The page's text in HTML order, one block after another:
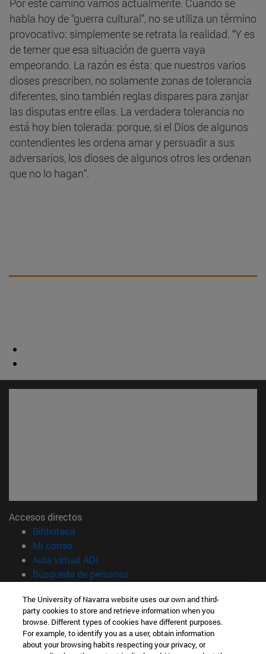
Por este camino vamos actualmente. Cuando se
habla hoy de “guerra cultural”, no se utiliza un término
provocativo: simplemente se retrata la realidad. “Y es
de temer que esa situación de guerra vaya
empeorando. La razón es ésta: que nuestros varios
dioses prescriben, no solamente zonas de tolerancia
diferentes, sino también reglas dispares para zanjar
las disputas entre ellas. La verdadera tolerancia no
está hoy bien tolerada: porque, si el Dios de algunos
contendientes les ordena amar y persuadir a sus
adversarios, los dioses de algunos otros les ordenan
que no lo hagan”.
Accesos directos
Biblioteca
Mi correo(abre en nueva ventana)
Aula virtual ADI
Búsqueda de personas(abre en nueva ventana)
Información
TFNO +34 948 42 56 00
¿QUÉ GRADO TE INTERESA?
The University of Navarra website uses our own and third-
party cookies to store and retrieve information when you
browse. Different types of cookies have different purposes.
For example, to identify you as a user, obtain information
about your browsing habits respecting your privacy, or